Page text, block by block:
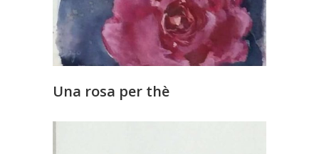
Una rosa per thè